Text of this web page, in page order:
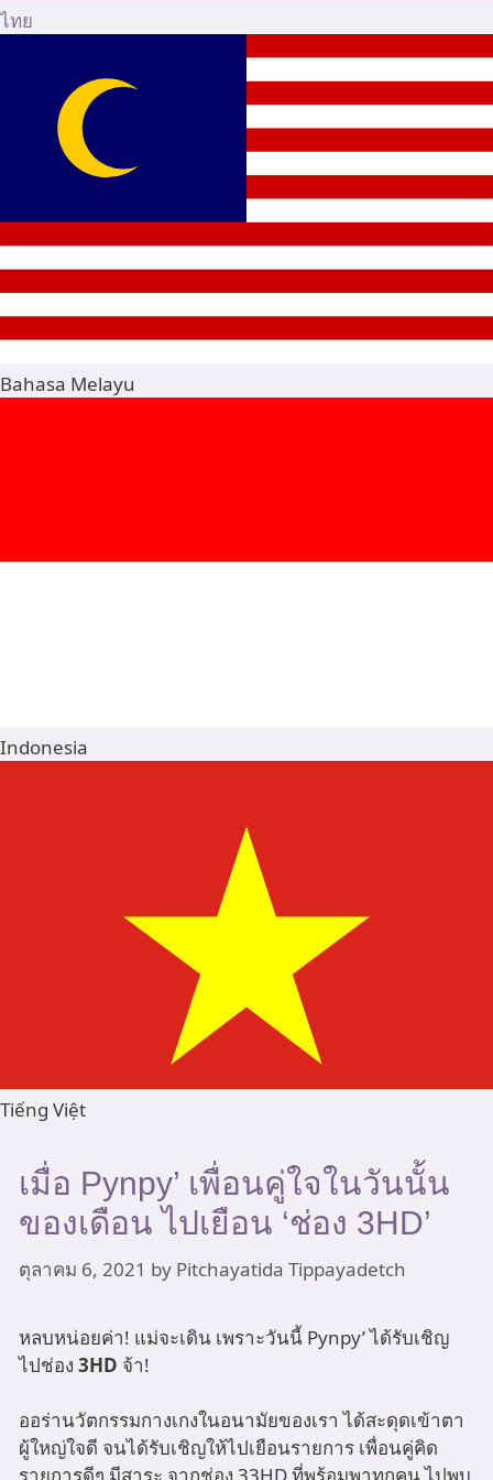
ไทย
Bahasa Melayu
Indonesia
Tiếng Việt
เมื่อ Pynpy’ เพื่อนคู่ใจในวันนั้น
ของเดือน ไปเยือน ‘ช่อง 3HD’
ตุลาคม 6, 2021 by Pitchayatida Tippayadetch
หลบหน่อยค่า! แม่จะเดิน เพราะวันนี้ Pynpy’ ได้รับเชิญ
ไปช่อง 3HD จ้า!
ออร่านวัตกรรมกางเกงในอนามัยของเรา ได้สะดุดเข้าตา
ผู้ใหญ่ใจดี จนได้รับเชิญให้ไปเยือนรายการ เพื่อนคู่คิด